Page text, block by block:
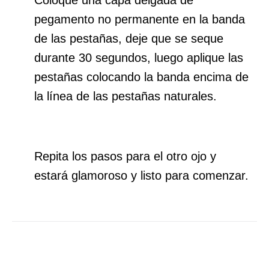
pegamento no permanente en la banda
de las pestañas, deje que se seque
durante 30 segundos, luego aplique las
pestañas colocando la banda encima de
la línea de las pestañas naturales.
Repita los pasos para el otro ojo y
estará glamoroso y listo para comenzar.